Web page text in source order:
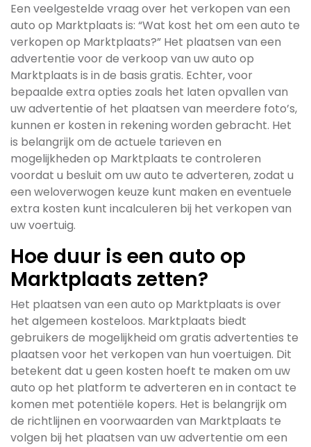
Een veelgestelde vraag over het verkopen van een
auto op Marktplaats is: “Wat kost het om een auto te
verkopen op Marktplaats?” Het plaatsen van een
advertentie voor de verkoop van uw auto op
Marktplaats is in de basis gratis. Echter, voor
bepaalde extra opties zoals het laten opvallen van
uw advertentie of het plaatsen van meerdere foto’s,
kunnen er kosten in rekening worden gebracht. Het
is belangrijk om de actuele tarieven en
mogelijkheden op Marktplaats te controleren
voordat u besluit om uw auto te adverteren, zodat u
een weloverwogen keuze kunt maken en eventuele
extra kosten kunt incalculeren bij het verkopen van
uw voertuig.
Hoe duur is een auto op
Marktplaats zetten?
Het plaatsen van een auto op Marktplaats is over
het algemeen kosteloos. Marktplaats biedt
gebruikers de mogelijkheid om gratis advertenties te
plaatsen voor het verkopen van hun voertuigen. Dit
betekent dat u geen kosten hoeft te maken om uw
auto op het platform te adverteren en in contact te
komen met potentiële kopers. Het is belangrijk om
de richtlijnen en voorwaarden van Marktplaats te
volgen bij het plaatsen van uw advertentie om een